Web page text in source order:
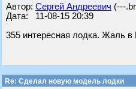
Автор: Сергей Андреевич (---
Дата: 11-08-15 20:39
355 интересная лодка. Жаль в
Re: Cделал новую модель лодки